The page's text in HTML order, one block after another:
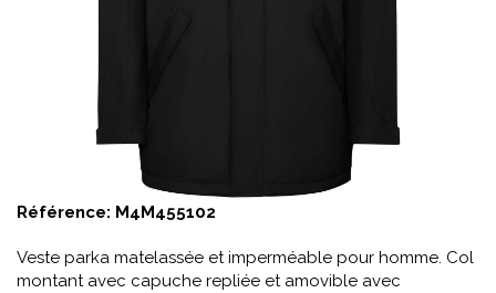
Référence: M4M455102
Veste parka matelassée et imperméable pour homme. Col
montant avec capuche repliée et amovible avec